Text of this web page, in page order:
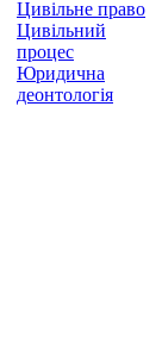
Цивільне право
Цивільний
процес
Юридична
деонтологія